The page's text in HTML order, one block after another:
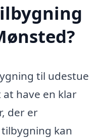
til udestue
have en klar
der er
kan